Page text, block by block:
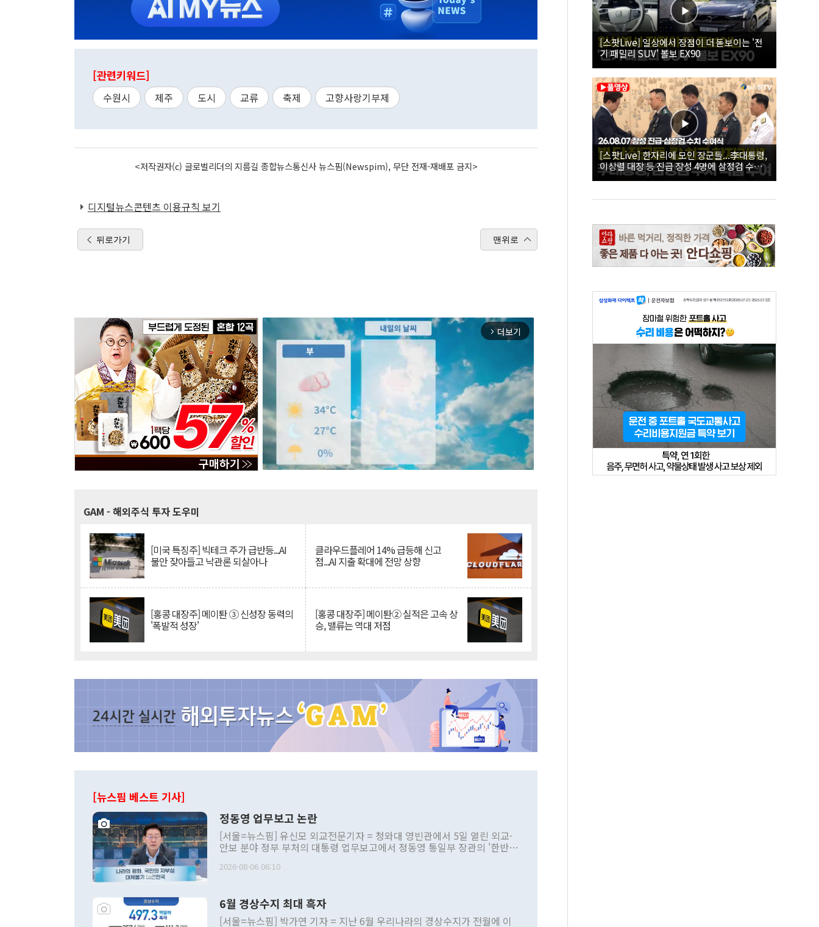
[관련키워드]
수원시 제주 도시 교류 축제 고향사랑기부제
<저작권자(c) 글로벌리더의 지름길 종합뉴스통신사 뉴스핌(Newspim), 무단 전재-재배포 금지>
디지털뉴스콘텐츠 이용규칙 보기
뒤로가기 맨위로
arrow_forward_ios 더보기
GAM - 해외주식 투자 도우미
[미국 특징주] 빅테크 주가 급반등...AI
불안 잦아들고 낙관론 되살아나
클라우드플레어 14% 급등해 신고
점...AI 지출 확대에 전망 상향
[홍콩 대장주] 메이퇀 ③ 신성장 동력의
'폭발적 성장'
[홍콩 대장주] 메이퇀② 실적은 고속 상
승, 밸류는 역대 저점
[뉴스핌 베스트 기사]
정동영 업무보고 논란
[서울=뉴스핌] 유신모 외교전문기자 = 청와대 영빈관에서 5일 열린 외교·
안보 분야 정부 부처의 대통령 업무보고에서 정동영 통일부 장관의 '한반도
발언 중에는 정부 내 조율을 거치지 않은 사안을 정책으로 추진하겠다고 공
주의적 희망에 근거한 비현실적 구상'이라는 비판을 내놨다. 그동안 정 장
관의 대북 정책 관련 발언이 물의를 빚은 적은 여러 번 있지만 대통령과 유
2026-08-06 06:10
6월 경상수지 최대 흑자
[서울=뉴스핌] 박가연 기자 = 지난 6월 우리나라의 경상수지가 전월에 이
[스팟Live] 일상에서 장점이 더 돋보이는 '전
기 패밀리 SUV' 볼보 EX90
[스팟Live] 한자리에 모인 장군들...李대통령,
이상렬 대장 등 진급 장성 4명에 삼정검 수치
직접 수여｜26.08.07 장성 진급·삼정검 수치